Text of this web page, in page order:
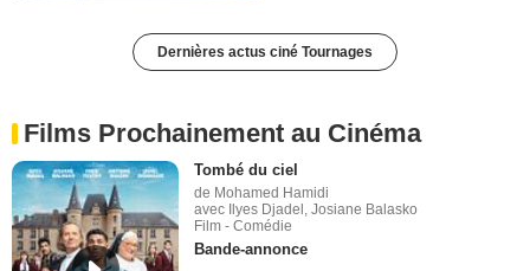
Dernières actus ciné Tournages
Films Prochainement au Cinéma
Tombé du ciel
de Mohamed Hamidi
avec Ilyes Djadel, Josiane Balasko
Film - Comédie
Bande-annonce